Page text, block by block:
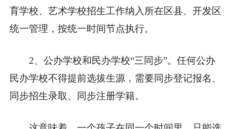
育学校、艺术学校招生工作纳入所在区县、开发区
统一管理 ，按统一时间节点执行。
2、公办学校和民办学校“三同步”。任何公办
民办学校不得提前选拔生源，需要同步登记报名、
同步招生录取、同步注册学籍。